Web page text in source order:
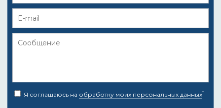
Я соглашаюсь на обработку моих персональных данных*